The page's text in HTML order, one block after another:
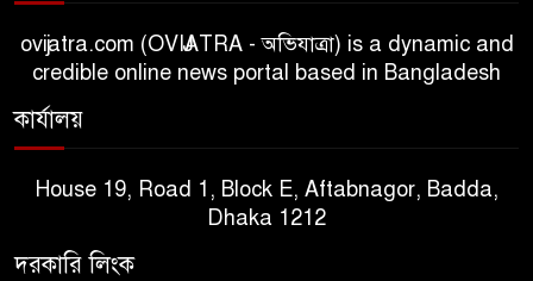
ovijatra.com (OVIJATRA - অভিযাত্রা) is a dynamic and
credible online news portal based in Bangladesh
কার্যালয়
House 19, Road 1, Block E, Aftabnagor, Badda,
Dhaka 1212
দরকারি লিংক